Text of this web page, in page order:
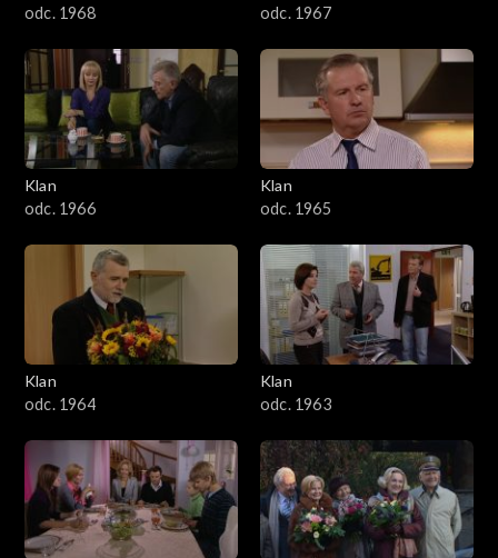
odc. 1968
odc. 1967
Klan
odc. 1966
Klan
odc. 1965
Klan
odc. 1964
Klan
odc. 1963